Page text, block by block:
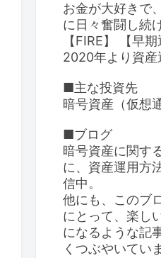
お金が大好きで
に日々奮闘し続
【FIRE】 【早
2020年より資産
■主な投資先
暗号資産（仮想
■ブログ
暗号資産に関す
に、資産運用方
信中。
他にも、このブ
にとって、楽し
になるような記
くつぶやいてい